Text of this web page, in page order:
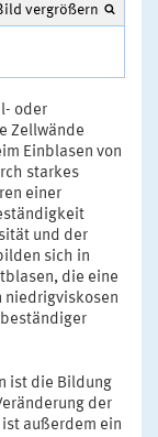
vergrößern
oder
Zellwände
Einblasen von
starkes
einer
und der
sich in
die eine
niedrigviskosen
ist die Bildung
der
außerdem ein